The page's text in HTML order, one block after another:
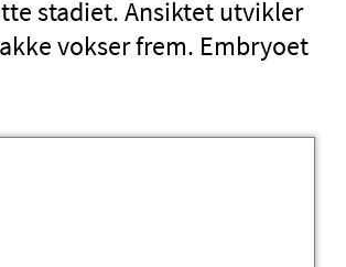
stadiet. Ansiktet utvikler
vokser frem. Embryoet